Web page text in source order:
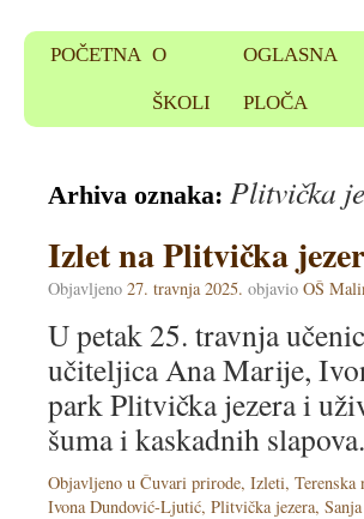
POČETNA O
ŠKOLI
OGLASNA
PLOČA
Arhiva oznaka: Plitvička
Izlet na Plitvička
Objavljeno 27. travnja 2025. objavio OŠ
U petak 25. travnja
učiteljica Ana Marije,
park Plitvička jezera i
šuma i kaskadnih slapova.
Objavljeno u Čuvari prirode, Izleti, Terenska
Ivona Dundović-Ljutić, Plitvička jezera,